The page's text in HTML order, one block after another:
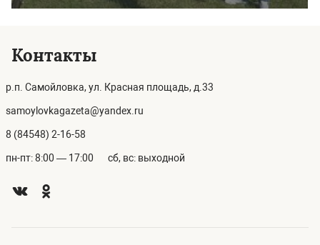
Контакты
р.п. Самойловка, ул. Красная площадь, д.33
samoylovkagazeta@yandex.ru
8 (84548) 2-16-58
пн-пт: 8:00 — 17:00 сб, вс: выходной